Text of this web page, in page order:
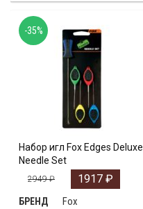
Набор игл Fox Edges Deluxe
Needle Set
2949₽ 1917 ₽
БРЕНД
Fox
-35%